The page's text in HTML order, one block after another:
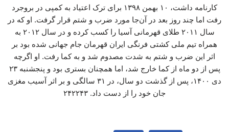
کارنامه داشت، ۱۰ بهمن ۱۳۹۸ برای ترک اعتیاد به کمپی در بروجرد
رفت اما چند روز بعد در آن‌جا مورد ضرب و شتم قرار گرفت. او که در
سال ۲۰۱۱ طلای قهرمانی آسیا را کسب کرده و در سال ۲۰۱۲ به
همراه تیم ملی کشتی فرنگی ایران قهرمان جام جهانی شده بود بر
اثر این ضرب و شتم به شدت مصدوم شد و به کما رفت. او اگرچه
پس از دو ماه از کما خارج شد، اما همچنان بستری بود و پنجشنبه ۲۳
دی ۱۴۰۰، پس از گذشت دو سال، در ۳۱ سالگی و بر اثر آسیب مغزی
جان خود را از دست داد. ۲۴۲۲۴۳